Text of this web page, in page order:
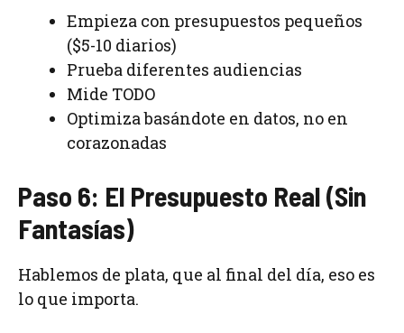
Empieza con presupuestos pequeños
($5-10 diarios)
Prueba diferentes audiencias
Mide TODO
Optimiza basándote en datos, no en
corazonadas
Paso 6: El Presupuesto Real (Sin
Fantasías)
Hablemos de plata, que al final del día, eso es
lo que importa.